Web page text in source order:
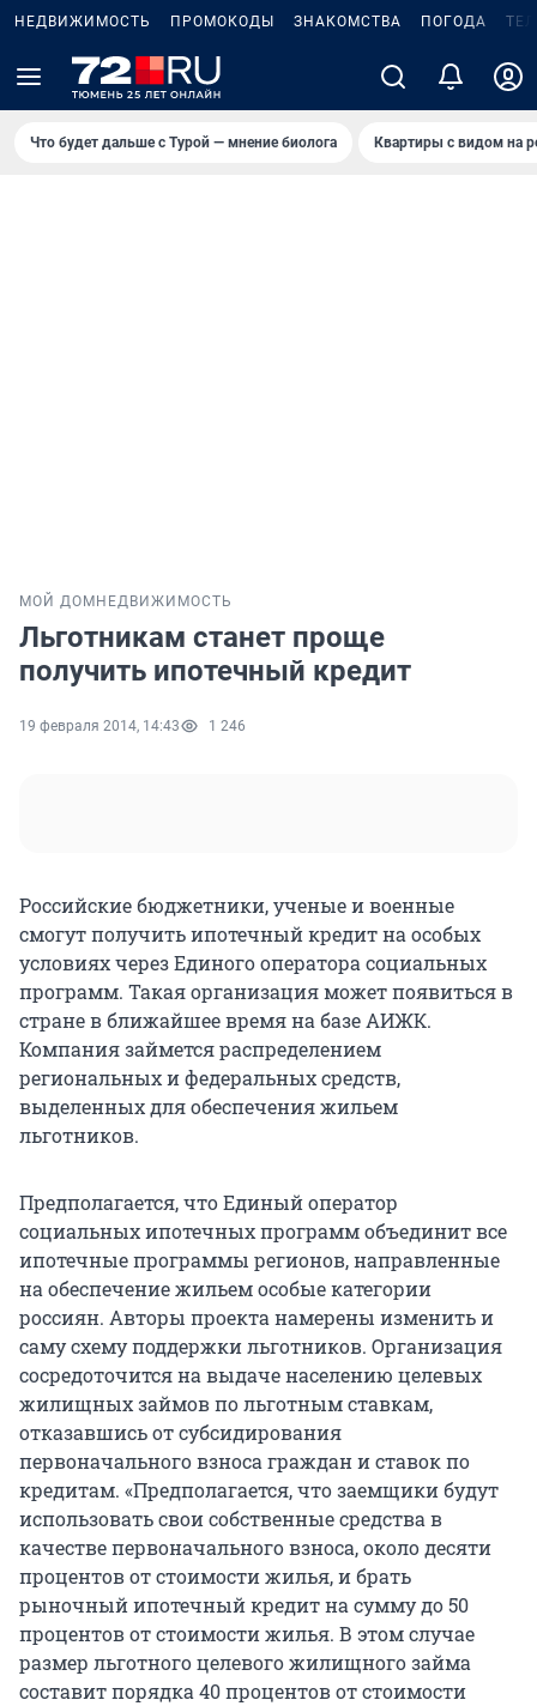
НЕДВИЖИМОСТЬ ПРОМОКОДЫ ЗНАКОМСТВА ПОГОДА
Что будет дальше с Турой — мнение биолога Квартиры с видом на
МОЙ ДОМ НЕДВИЖИМОСТЬ
Льготникам станет проще
получить ипотечный кредит
19 февраля 2014, 14:43 1 246
Российские бюджетники, ученые и военные
смогут получить ипотечный кредит на особых
условиях через Единого оператора социальных
программ. Такая организация может появиться в
стране в ближайшее время на базе АИЖК.
Компания займется распределением
региональных и федеральных средств,
выделенных для обеспечения жильем
льготников.
Предполагается, что Единый оператор
социальных ипотечных программ объединит все
ипотечные программы регионов, направленные
на обеспечение жильем особые категории
россиян. Авторы проекта намерены изменить и
саму схему поддержки льготников. Организация
сосредоточится на выдаче населению целевых
жилищных займов по льготным ставкам,
отказавшись от субсидирования
первоначального взноса граждан и ставок по
кредитам. «Предполагается, что заемщики будут
использовать свои собственные средства в
качестве первоначального взноса, около десяти
процентов от стоимости жилья, и брать
рыночный ипотечный кредит на сумму до 50
процентов от стоимости жилья. В этом случае
размер льготного целевого жилищного займа
составит порядка 40 процентов от стоимости